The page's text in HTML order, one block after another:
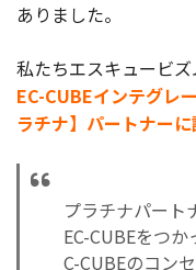
通販受注対応
ECと通販の連動を可能に
スクラッチ開発
ライセンス契約
ありました。
私たちエスキュービ
EC-CUBEインテグレ
ラチナ】パートナー
プラチナパート
EC-CUBEをつ
C-CUBEのコン